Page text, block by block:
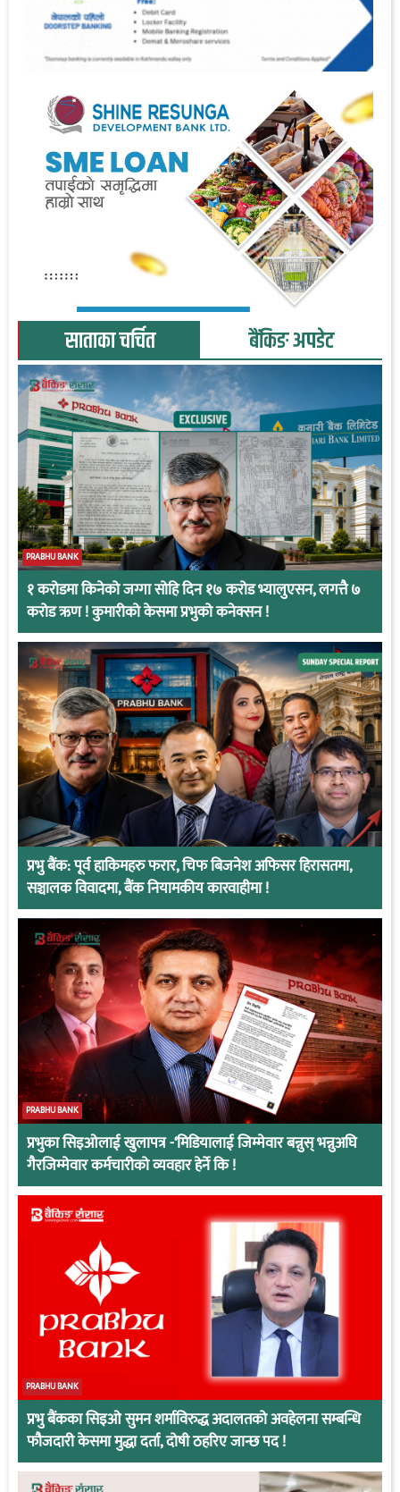
साताका चर्चित बैंकिङ अपडेट
PRABHU BANK
१ करोडमा किनेको जग्गा सोहि दिन १७ करोड भ्यालुएसन, लगत्तै ७
करोड ऋण ! कुमारीको केसमा प्रभुको कनेक्सन !
प्रभु बैंक: पूर्व हाकिमहरु फरार, चिफ बिजनेश अफिसर हिरासतमा,
सञ्चालक विवादमा, बैंक नियामकीय कारवाहीमा !
PRABHU BANK
प्रभुका सिइओलाई खुलापत्र -‘मिडियालाई जिम्मेवार बन्नुस् भन्नुअघि
गैरजिम्मेवार कर्मचारीको व्यवहार हेर्ने कि !
PRABHU BANK
प्रभु बैंकका सिइओ सुमन शर्माविरुद्ध अदालतको अवहेलना सम्बन्धि
फौजदारी केसमा मुद्धा दर्ता, दोषी ठहरिए जान्छ पद !